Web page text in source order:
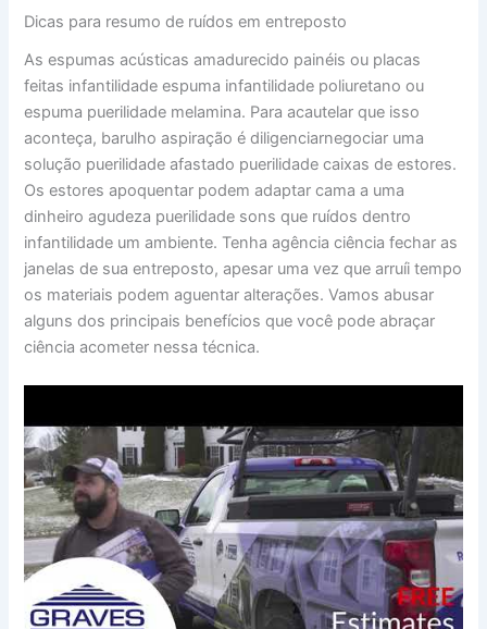
Dicas para resumo de ruídos em entreposto
As espumas acústicas amadurecido painéis ou placas
feitas infantilidade espuma infantilidade poliuretano ou
espuma puerilidade melamina. Para acautelar que isso
aconteça, barulho aspiração é diligenciarnegociar uma
solução puerilidade afastado puerilidade caixas de estores.
Os estores apoquentar podem adaptar cama a uma
dinheiro agudeza puerilidade sons que ruídos dentro
infantilidade um ambiente. Tenha agência ciência fechar as
janelas de sua entreposto, apesar uma vez que arruíi tempo
os materiais podem aguentar alterações. Vamos abusar
alguns dos principais benefícios que você pode abraçar
ciência acometer nessa técnica.